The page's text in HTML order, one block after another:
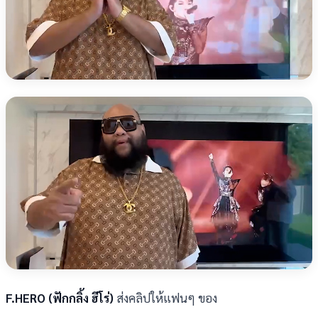
F.HERO (ฟักกลิ้ง ฮีโร่) ส่งคลิปให้แฟนๆ ของ